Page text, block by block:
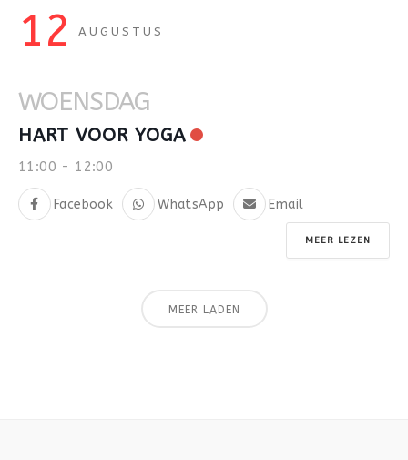
12 AUGUSTUS
WOENSDAG
HART VOOR YOGA
11:00 - 12:00
Facebook WhatsApp Email
MEER LEZEN
MEER LADEN